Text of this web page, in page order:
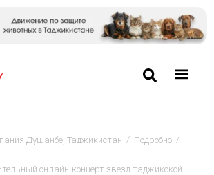
Душанбе, Таджикистан / Подробно /
онлайн-концерт звезд таджикской